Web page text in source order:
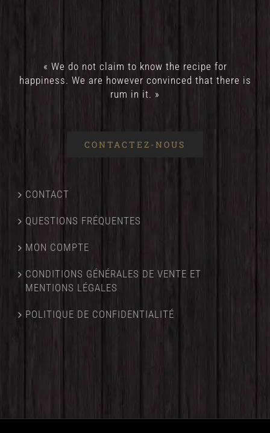
« We do not claim to know the recipe for
happiness. We are however convinced that there is
rum in it. »
CONTACTEZ-NOUS
CONTACT
QUESTIONS FRÉQUENTES
MON COMPTE
CONDITIONS GÉNÉRALES DE VENTE ET
MENTIONS LÉGALES
POLITIQUE DE CONFIDENTIALITÉ